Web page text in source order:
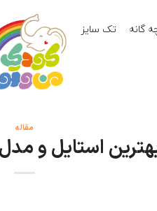
گانه تک سایز
مقاله
استایل و